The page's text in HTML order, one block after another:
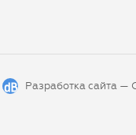
Разработка сайта —